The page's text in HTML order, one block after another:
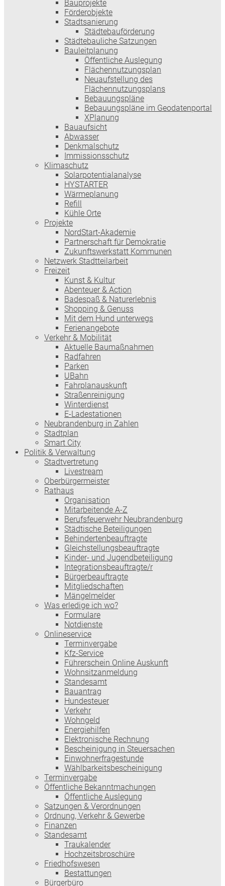
Bauprojekte
Förderobjekte
Stadtsanierung
Städtebauförderung
Städtebauliche Satzungen
Bauleitplanung
Öffentliche Auslegung
Flächennutzungsplan
Neuaufstellung des
Flächennutzungsplans
Bebauungspläne
Bebauungspläne im Geodatenportal
XPlanung
Bauaufsicht
Abwasser
Denkmalschutz
Immissionsschutz
Klimaschutz
Solarpotentialanalyse
HYSTARTER
Wärmeplanung
Refill
Kühle Orte
Projekte
NordStart-Akademie
Partnerschaft für Demokratie
Zukunftswerkstatt Kommunen
Netzwerk Stadtteilarbeit
Freizeit
Kunst & Kultur
Abenteuer & Action
Badespaß & Naturerlebnis
Shopping & Genuss
Mit dem Hund unterwegs
Ferienangebote
Verkehr & Mobilität
Aktuelle Baumaßnahmen
Radfahren
Parken
UBahn
Fahrplanauskunft
Straßenreinigung
Winterdienst
E-Ladestationen
Neubrandenburg in Zahlen
Stadtplan
Smart City
Politik & Verwaltung
Stadtvertretung
Livestream
Oberbürgermeister
Rathaus
Organisation
Mitarbeitende A-Z
Berufsfeuerwehr Neubrandenburg
Städtische Beteiligungen
Behindertenbeauftragte
Gleichstellungsbeauftragte
Kinder- und Jugendbeteiligung
Integrationsbeauftragte/r
Bürgerbeauftragte
Mitgliedschaften
Mängelmelder
Was erledige ich wo?
Formulare
Notdienste
Onlineservice
Terminvergabe
Kfz-Service
Führerschein Online Auskunft
Wohnsitzanmeldung
Standesamt
Bauantrag
Hundesteuer
Verkehr
Wohngeld
Energiehilfen
Elektronische Rechnung
Bescheinigung in Steuersachen
Einwohnerfragestunde
Wählbarkeitsbescheinigung
Terminvergabe
Öffentliche Bekanntmachungen
Öffentliche Auslegung
Satzungen & Verordnungen
Ordnung, Verkehr & Gewerbe
Finanzen
Standesamt
Traukalender
Hochzeitsbroschüre
Friedhofswesen
Bestattungen
Bürgerbüro